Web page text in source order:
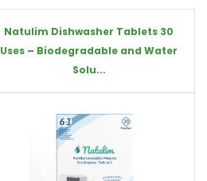
Natulim Dishwasher Tablets 30
Uses – Biodegradable and Water
Solu...